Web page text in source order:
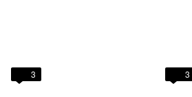
3 3